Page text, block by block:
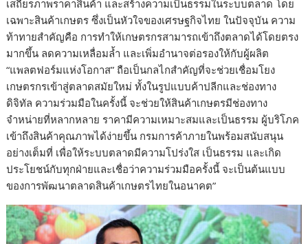
เสถียรภาพราคาสินค้า และสร้างความเป็นธรรมในระบบตลาด โดย
เฉพาะสินค้าเกษตร ซึ่งเป็นหัวใจของเศรษฐกิจไทย ในปัจจุบัน ความ
ท้าทายสำคัญคือ การทำให้เกษตรกรสามารถเข้าถึงตลาดได้โดยตรง
มากขึ้น ลดความเหลื่อมล้ำ และเพิ่มอำนาจต่อรองให้กับผู้ผลิต
“แพลตฟอร์มแห่งโอกาส” ถือเป็นกลไกสำคัญที่จะช่วยเชื่อมโยง
เกษตรกรเข้าสู่ตลาดสมัยใหม่ ทั้งในรูปแบบค้าปลีกและช่องทาง
ดิจิทัล ความร่วมมือในครั้งนี้ จะช่วยให้สินค้าเกษตรมีช่องทาง
จำหน่ายที่หลากหลาย ราคามีความเหมาะสมและเป็นธรรม ผู้บริโภค
เข้าถึงสินค้าคุณภาพได้ง่ายขึ้น กรมการค้าภายในพร้อมสนับสนุน
อย่างเต็มที่ เพื่อให้ระบบตลาดมีความโปร่งใส เป็นธรรม และเกิด
ประโยชน์กับทุกฝ่ายและเชื่อว่าความร่วมมือครั้งนี้ จะเป็นต้นแบบ
ของการพัฒนาตลาดสินค้าเกษตรไทยในอนาคต”